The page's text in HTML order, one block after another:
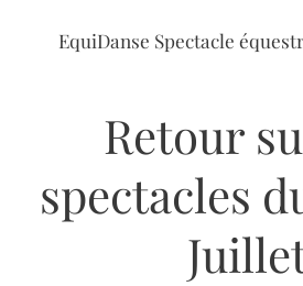
EquiDanse Spectacle
Retour
spectacles